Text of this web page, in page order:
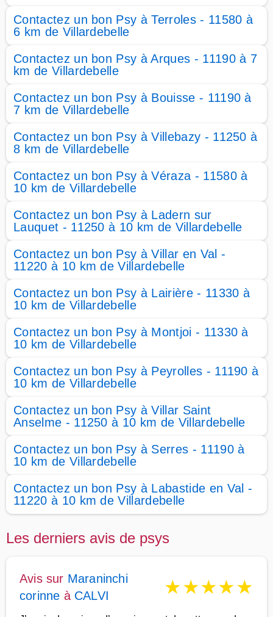
Contactez un bon Psy à Terroles - 11580 à
6 km de Villardebelle
Contactez un bon Psy à Arques - 11190 à 7
km de Villardebelle
Contactez un bon Psy à Bouisse - 11190 à
7 km de Villardebelle
Contactez un bon Psy à Villebazy - 11250 à
8 km de Villardebelle
Contactez un bon Psy à Véraza - 11580 à
10 km de Villardebelle
Contactez un bon Psy à Ladern sur
Lauquet - 11250 à 10 km de Villardebelle
Contactez un bon Psy à Villar en Val -
11220 à 10 km de Villardebelle
Contactez un bon Psy à Lairière - 11330 à
10 km de Villardebelle
Contactez un bon Psy à Montjoi - 11330 à
10 km de Villardebelle
Contactez un bon Psy à Peyrolles - 11190 à
10 km de Villardebelle
Contactez un bon Psy à Villar Saint
Anselme - 11250 à 10 km de Villardebelle
Contactez un bon Psy à Serres - 11190 à
10 km de Villardebelle
Contactez un bon Psy à Labastide en Val -
11220 à 10 km de Villardebelle
Les derniers avis de psys
Avis sur Maraninchi
corinne à CALVI ★★★★★